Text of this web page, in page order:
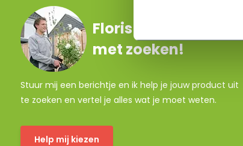
Floris helpt je graag
met zoeken!
Stuur mij een berichtje en ik help je jouw product uit
te zoeken en vertel je alles wat je moet weten.
Help mij kiezen